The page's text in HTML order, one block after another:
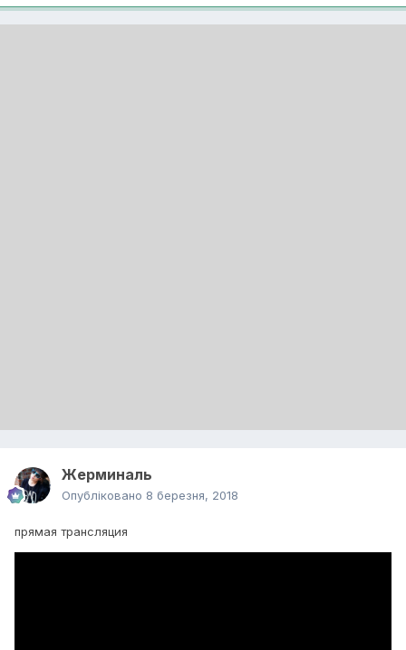
Жерминаль
Опубліковано 8 березня, 2018
прямая трансляция